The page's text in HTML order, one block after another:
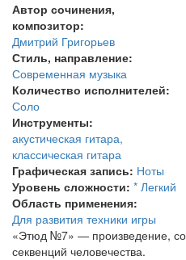
Автор сочинения,
композитор:
Дмитрий Григорьев
Стиль, направление:
Современная музыка
Количество исполнителей:
Соло
Инструменты:
акустическая гитара,
классическая гитара
Графическая запись: Ноты
Уровень сложности: * Легкий
Область применения:
Для развития техники игры
«Этюд №7» — произведение,
секвенций человечества.